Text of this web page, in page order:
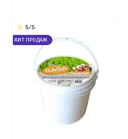
5/5
ХИТ ПРОДАЖ